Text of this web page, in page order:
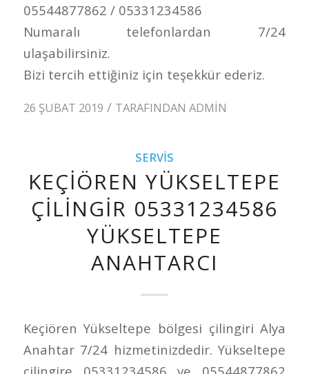
05544877862 / 05331234586
Numaralı telefonlardan 7/24
ulaşabilirsiniz.
Bizi tercih ettiğiniz için teşekkür ederiz.
26 ŞUBAT 2019 / TARAFINDAN ADMIN
SERVIS
KEÇIÖREN YÜKSELTEPE
ÇILINGIR 05331234586
YÜKSELTEPE
ANAHTARCI
Keçiören Yükseltepe bölgesi çilingiri Alya
Anahtar 7/24 hizmetinizdedir. Yükseltepe